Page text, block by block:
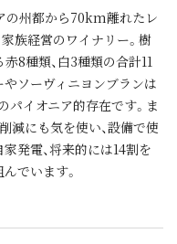
の州都から70km離れたレ
族経営のワイナリー。樹
8種類、白3種類の合計11
ソーヴィニヨンブランは
パイオニア的存在です。ま
減にも気を使い、設備で使
発電、将来的には14割を
でいます。